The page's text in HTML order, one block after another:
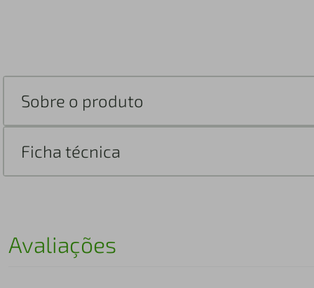
Sobre o produto
Ficha técnica
Avaliações